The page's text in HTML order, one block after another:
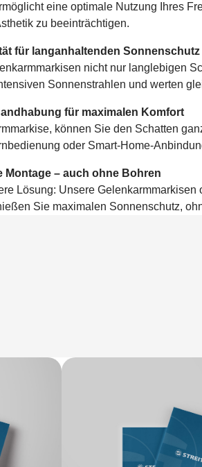
eine optimale Nutzung Ihres
zu beeinträchtigen.
für langanhaltenden Sonnenschutz
nicht nur langlebigen
Sonnenstrahlen und werten
für maximalen Komfort
können Sie den Schatten
oder Smart-Home-
Montage – auch ohne Bohren
Lösung: Unsere
Sie maximalen Sonnenschutz,